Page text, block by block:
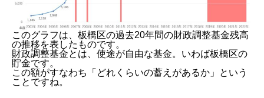
このグラフは、板橋区の過去20年間の財政調整基金残高
の推移を表したものです。
財政調整基金とは、使途が自由な基金。いわば板橋区の
貯金です。
この額がすなわち「どれくらいの蓄えがあるか」という
ことですね。